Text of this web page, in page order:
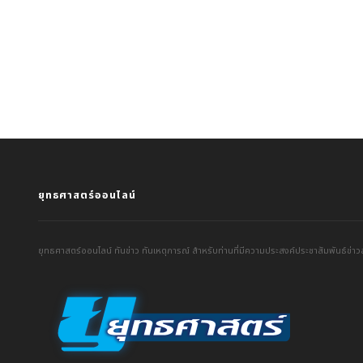
ยุทธศาสตร์ออนไลน์
ยุทธศาสตร์ออนไลน์ ทันข่าว ทันเหตุการณ์ สำหรับท่านที่มีความประสงค์ประชาสัมพันธ์ข่าว